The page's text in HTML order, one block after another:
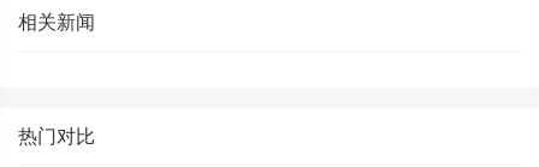
相关新闻
热门对比